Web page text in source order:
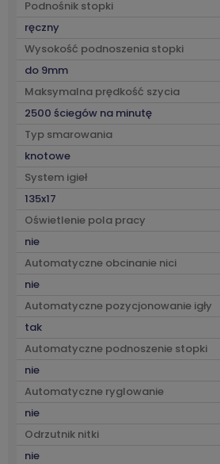
Podnośnik stopki
ręczny
Wysokość podnoszenia stopki
do 9mm
Maksymalna prędkość szycia
2500 ściegów na minutę
Typ smarowania
knotowe
System igieł
135x17
Oświetlenie pola pracy
nie
Automatyczne obcinanie nici
nie
Automatyczne pozycjonowanie igły
tak
Automatyczne podnoszenie stopki
nie
Automatyczne ryglowanie
nie
Odrzutnik nitki
nie